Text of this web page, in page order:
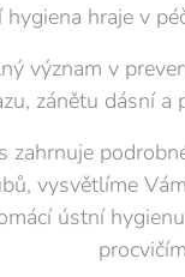
hraje v
význam v
zánětu dásní a
zahrnuje
vysvětlíme
ústní